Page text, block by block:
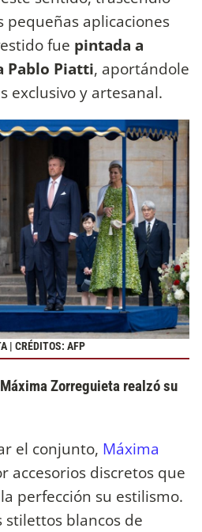
pequeñas aplicaciones
fue pintada a
Pablo Piatti, aportándole
exclusivo y artesanal.
| CRÉDITOS: AFP
Zorreguieta realzó su
el conjunto, Máxima
accesorios discretos que
perfección su estilismo.
stilettos blancos de